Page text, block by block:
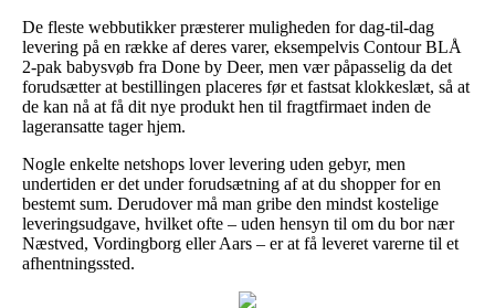
De fleste webbutikker præsterer muligheden for dag-til-dag
levering på en række af deres varer, eksempelvis Contour BLÅ
2-pak babysvøb fra Done by Deer, men vær påpasselig da det
forudsætter at bestillingen placeres før et fastsat klokkeslæt, så at
de kan nå at få dit nye produkt hen til fragtfirmaet inden de
lageransatte tager hjem.
Nogle enkelte netshops lover levering uden gebyr, men
undertiden er det under forudsætning af at du shopper for en
bestemt sum. Derudover må man gribe den mindst kostelige
leveringsudgave, hvilket ofte – uden hensyn til om du bor nær
Næstved, Vordingborg eller Aars – er at få leveret varerne til et
afhentningssted.